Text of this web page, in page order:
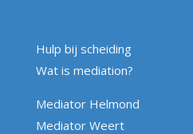
Hulp bij scheiding
Wat is mediation?
Mediator Helmond
Mediator Weert